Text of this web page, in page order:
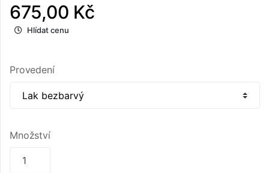
675,00 Kč
Hlídat cenu
Provedení
Množství